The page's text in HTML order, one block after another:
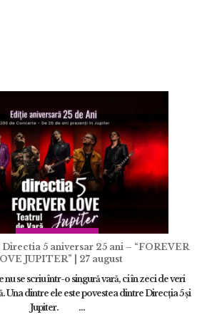
5 aniversar 25 ani – “FOREVER
JUPITER” | 27 august
nu se scriu într-o singură vară, ci în zeci de veri
Una dintre ele este povestea dintre Direcția 5 și
Jupiter. ...